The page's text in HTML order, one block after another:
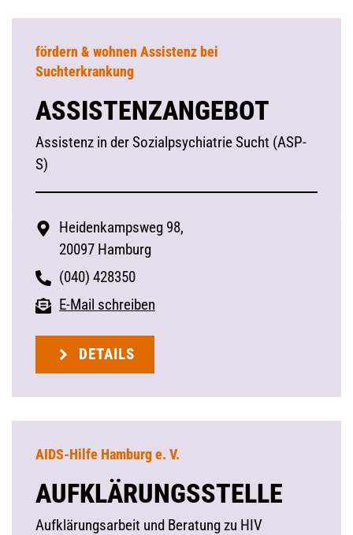
fördern & wohnen Assistenz bei
Suchterkrankung
ASSISTENZANGEBOT
Assistenz in der Sozialpsychiatrie Sucht (ASP-
S)
Heidenkampsweg 98,
20097 Hamburg
(040) 428350
E-Mail schreiben
DETAILS
AIDS-Hilfe Hamburg e. V.
AUFKLÄRUNGSSTELLE
Aufklärungsarbeit und Beratung zu HIV